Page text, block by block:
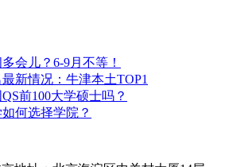
会儿？6-9月不等！
新情况：牛津本土TOP1
前100大学硕士吗？
何选择学院？